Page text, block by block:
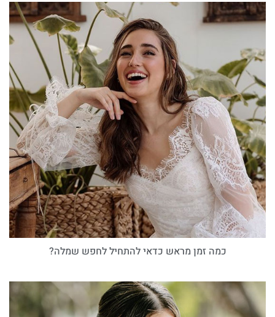
כמה זמן מראש כדאי להתחיל לחפש שמלה?